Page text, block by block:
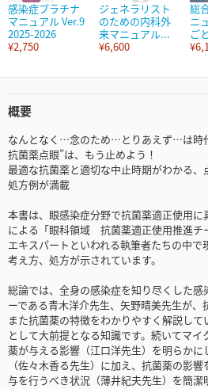
感染症プラチナ
マニュアル Ver.9
2025-2026
¥2,750
ジェネラリスト
のための内科外
来マニュアル...
¥6,600
総
ニ
ご
概要
なんとなく…念のため…とりあえず…は時
抗菌薬点眼”は、もう止めよう！
最適な抗菌薬と適切な中止時期がわかる
処方例が満載
本書は、眼感染症分野で抗菌薬適正使用に
による「眼科領域 抗菌薬適正使用推進チ
エキスパートといわれる執筆者たちの中
考え方、処方が示されています。
総論では、全身の感染症を知り尽くした
ーである青木洋介先生、矢野晴美先生が、
また抗菌薬の特徴をわかりやすく解説し
として大前提となる知識です。続いてマ
薬が与える影響（江口洋先生）を明らか
（佐々木香る先生）に加え、抗菌薬の影
与を行うべき状況（薄井紀夫先生）を簡潔